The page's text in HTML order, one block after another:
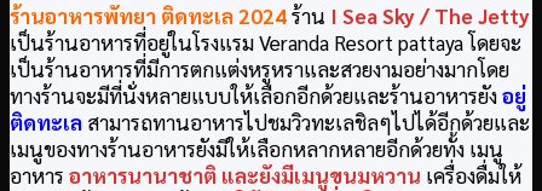
ร้านอาหารพัทยา ติดทะเล2024ร้าน I Sea Sky / The Jetty
เป็นร้านอาหารที่อยู่ในโรงแรม Veranda Resort pattaya โดยจะ
เป็นร้านอาหารที่มีการตกแต่งหรูหราและสวยงามอย่างมากโดย
ทางร้านจะมีที่นั่งหลายแบบให้เลือกอีกด้วยและร้านอาหารยังอยู่
ติดทะเล สามารถทานอาหารไปชมวิวทะเลชิลๆไปได้อีกด้วยและ
เมนูของทางร้านอาหารยังมีให้เลือกหลากหลายอีกด้วยทั้ง เมนู
อาหาร อาหารนานาชาติ และยังมีเมนูขนมหวาน เครื่องดื่มให้